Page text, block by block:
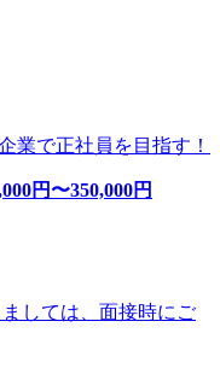
業で正社員を目指す！
円〜350,000円
しては、面接時にご